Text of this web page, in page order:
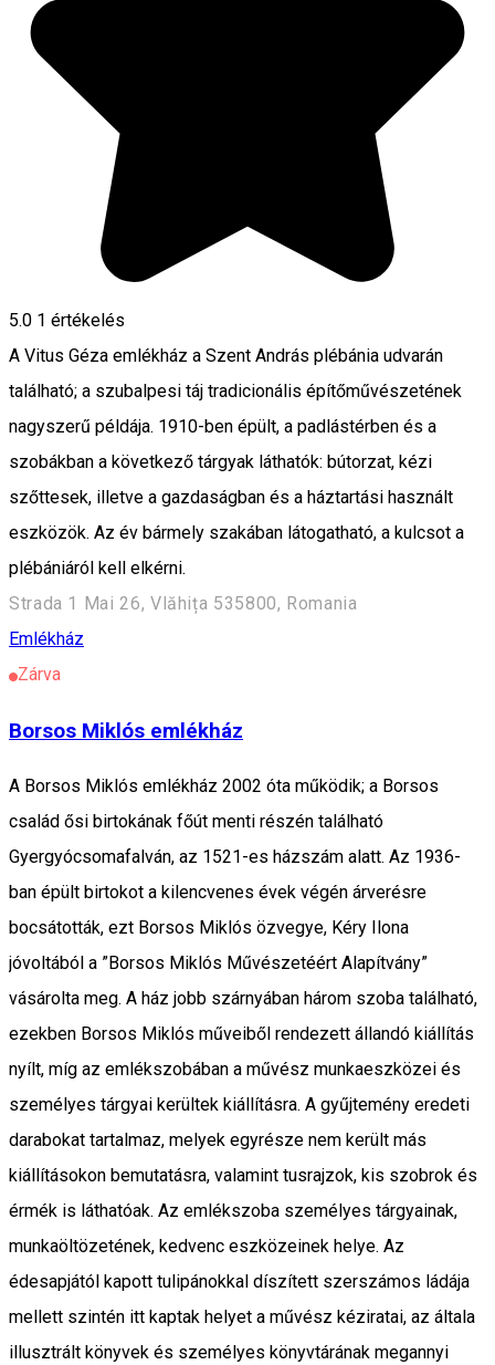
5.0 1 értékelés
A Vitus Géza emlékház a Szent András plébánia udvarán
található; a szubalpesi táj tradicionális építőművészetének
nagyszerű példája. 1910-ben épült, a padlástérben és a
szobákban a következő tárgyak láthatók: bútorzat, kézi
szőttesek, illetve a gazdaságban és a háztartási használt
eszközök. Az év bármely szakában látogatható, a kulcsot a
plébániáról kell elkérni.
Strada 1 Mai 26, Vlăhița 535800, Romania
Emlékház
Zárva
Borsos Miklós emlékház
A Borsos Miklós emlékház 2002 óta működik; a Borsos
család ősi birtokának főút menti részén található
Gyergyócsomafalván, az 1521-es házszám alatt. Az 1936-
ban épült birtokot a kilencvenes évek végén árverésre
bocsátották, ezt Borsos Miklós özvegye, Kéry Ilona
jóvoltából a ”Borsos Miklós Művészetéért Alapítvány”
vásárolta meg. A ház jobb szárnyában három szoba található,
ezekben Borsos Miklós műveiből rendezett állandó kiállítás
nyílt, míg az emlékszobában a művész munkaeszközei és
személyes tárgyai kerültek kiállításra. A gyűjtemény eredeti
darabokat tartalmaz, melyek egyrésze nem került más
kiállításokon bemutatásra, valamint tusrajzok, kis szobrok és
érmék is láthatóak. Az emlékszoba személyes tárgyainak,
munkaöltözetének, kedvenc eszközeinek helye. Az
édesapjától kapott tulipánokkal díszített szerszámos ládája
mellett szintén itt kaptak helyet a művész kéziratai, az általa
illusztrált könyvek és személyes könyvtárának megannyi